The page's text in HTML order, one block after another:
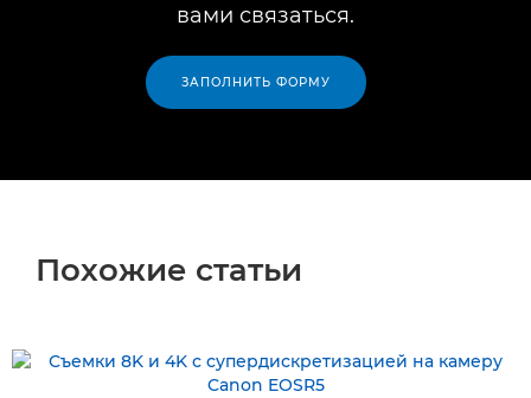
вами связаться.
ЗАПОЛНИТЬ ФОРМУ
Похожие статьи